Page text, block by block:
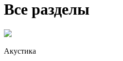
Все разделы
Акустика